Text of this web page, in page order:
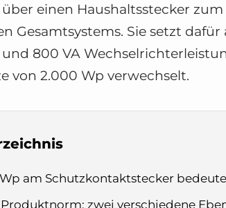
einen Haushaltsstecker
Gesamtsystems. Sie setzt
800 VA
von 2.000 Wp verwechselt.
Wp am Schutzkontaktstecker
Produktnorm: zwei verschiedene